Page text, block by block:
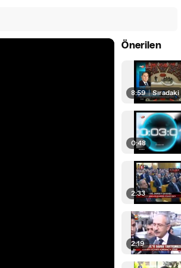
Önerilen
8:59 | Sıradaki
0:48
2:33
2:19